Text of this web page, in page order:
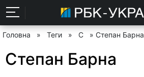
Головна » Теги » С » Степан Барна
Степан Барна